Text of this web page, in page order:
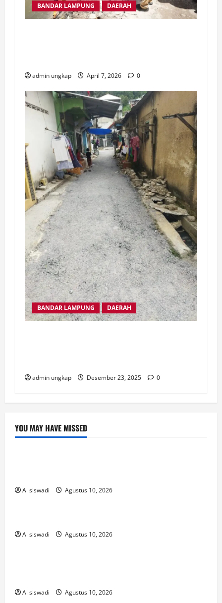
BANDAR LAMPUNG DAERAH
admin ungkap April 7, 2026 0
BANDAR LAMPUNG DAERAH
admin ungkap Desember 23, 2025 0
YOU MAY HAVE MISSED
Uncategorized
Al siswadi Agustus 10, 2026
Uncategorized
Al siswadi Agustus 10, 2026
Uncategorized
Al siswadi Agustus 10, 2026
Uncategorized